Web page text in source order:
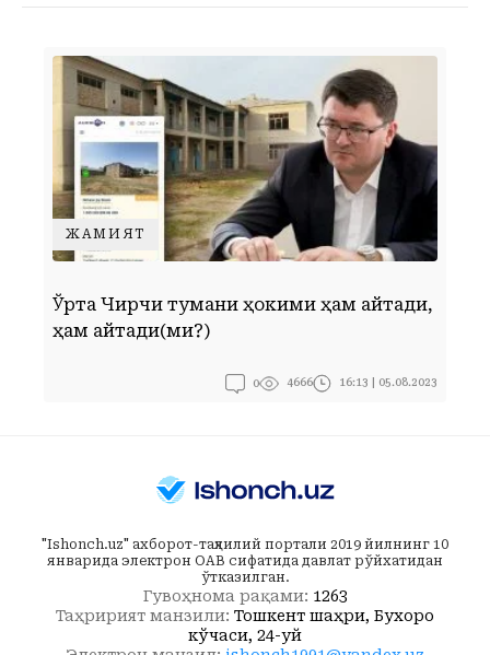
ЖАМИЯТ
Ўрта Чирчиқ тумани ҳокими ҳам айтади,
ҳам қайтади(ми?)
0 4666 16:13 | 05.08.2023
"Ishonch.uz" ахборот-таҳлилий портали 2019 йилнинг 10
январида электрон ОАВ сифатида давлат рўйхатидан
ўтказилган.
Гувоҳнома рақами: 1263
Таҳририят манзили: Тошкент шаҳри, Бухоро
кўчаси, 24-уй